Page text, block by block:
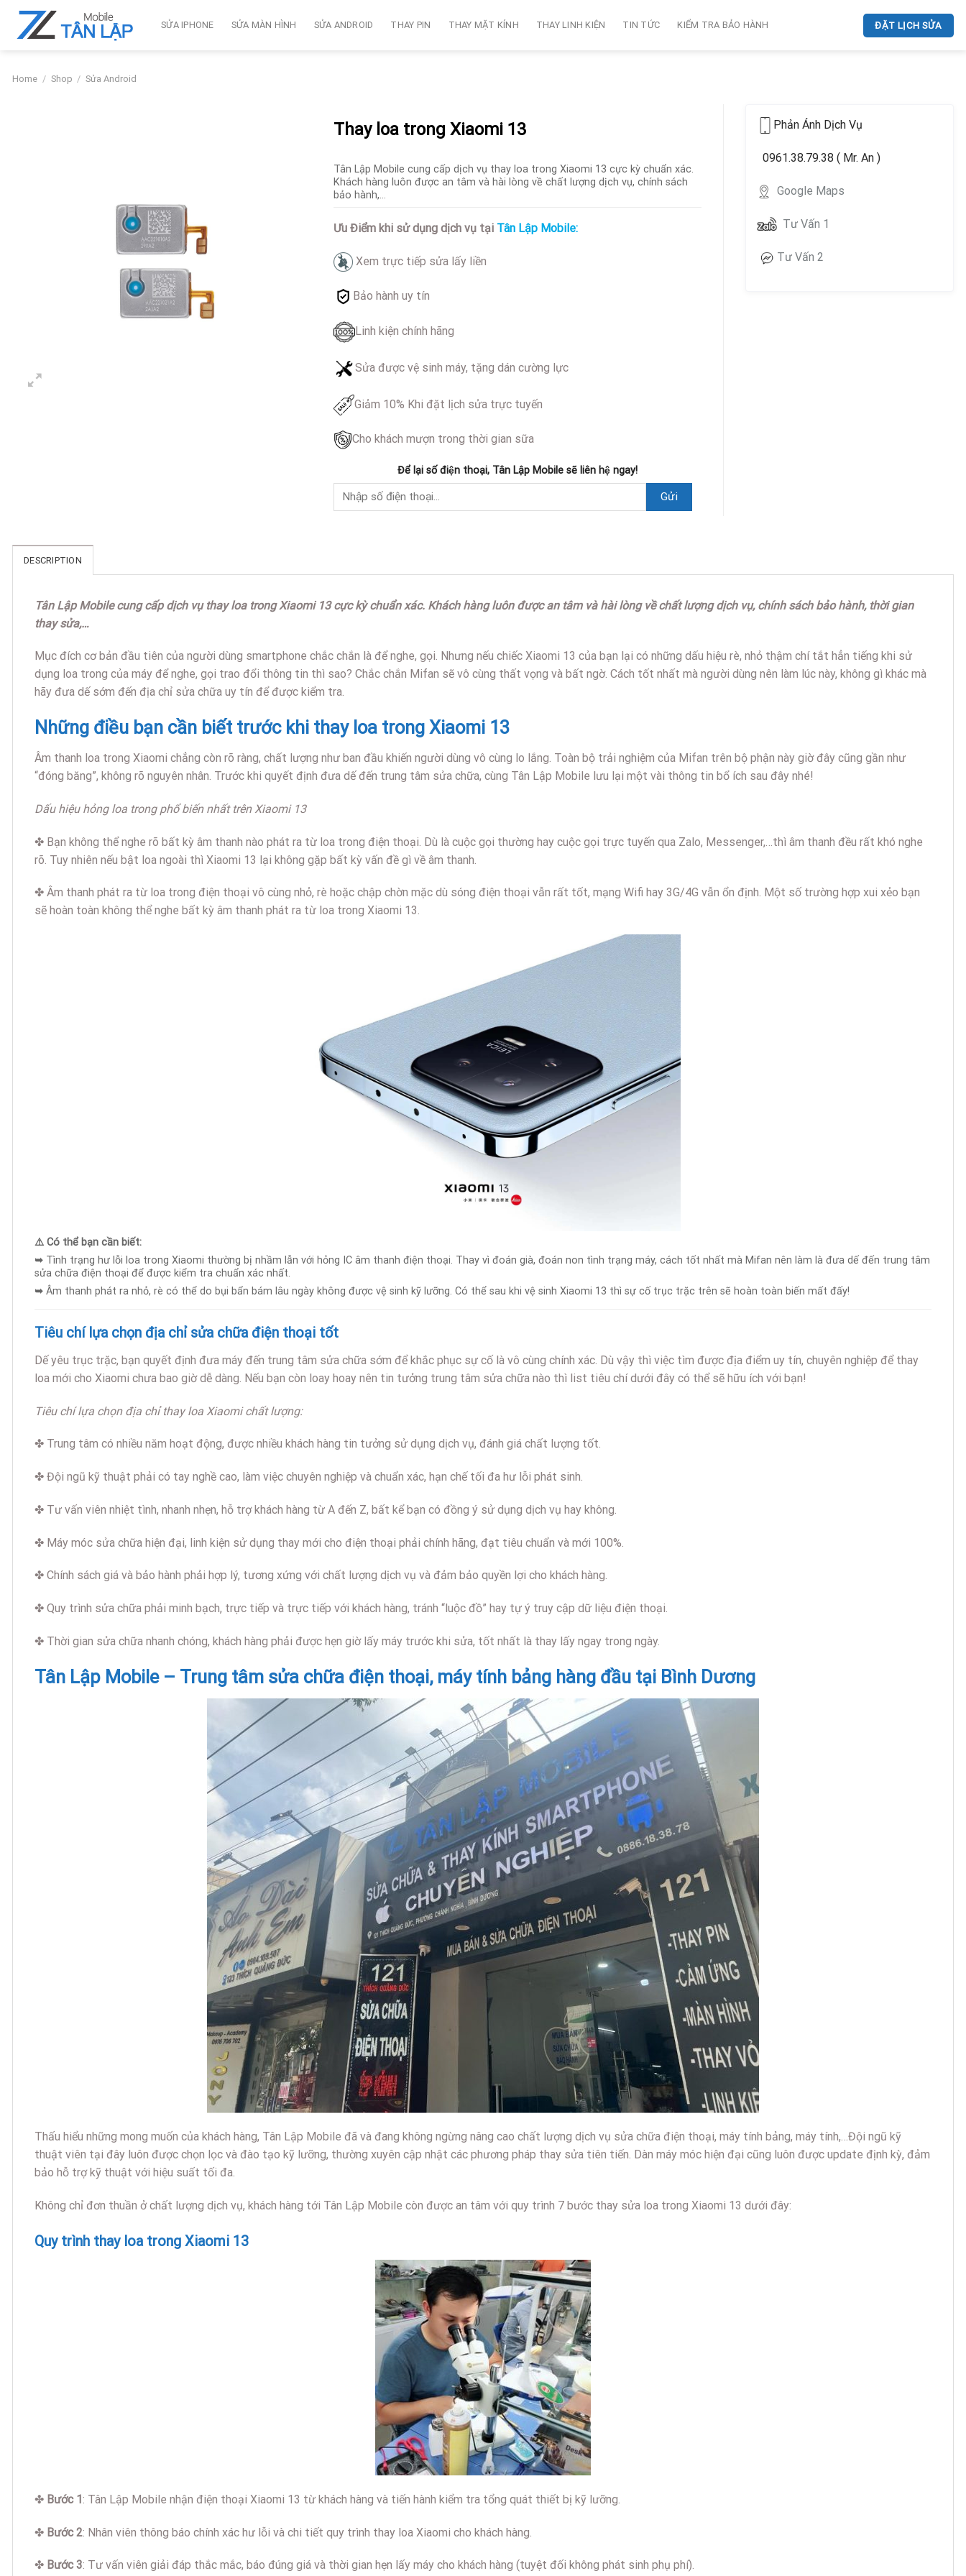
Skip
SỬA IPHONE SỬA MÀN HÌNH SỬA ANDROID THAY PIN THAY MẶT KÍNH THAY LINH KIỆN TIN TỨC KIỂM TRA BẢO HÀNH ĐẶT LỊCH SỬA
Home / Shop / Sửa Android
Thay loa trong Xiaomi 13
Tân Lập Mobile cung cấp dịch vụ thay loa trong Xiaomi 13 cực kỳ chuẩn xác.
Khách hàng luôn được an tâm và hài lòng về chất lượng dịch vụ, chính sách
bảo hành,…
Ưu Điểm khi sử dụng dịch vụ tại Tân Lập Mobile:
Xem trực tiếp sửa lấy liền
Bảo hành uy tín
Linh kiện chính hãng
Sửa được vệ sinh máy, tặng dán cường lực
Giảm 10% Khi đặt lịch sửa trực tuyến
Cho khách mượn trong thời gian sữa
Để lại số điện thoại, Tân Lập Mobile sẽ liên hệ ngay!
Phản Ánh Dịch Vụ
0961.38.79.38 ( Mr. An )
Google Maps
Tư Vấn 1
Tư Vấn 2
DESCRIPTION
Tân Lập Mobile cung cấp dịch vụ thay loa trong Xiaomi 13 cực kỳ chuẩn xác. Khách hàng luôn được an tâm và hài lòng về chất lượng dịch vụ, chính sách bảo hành, thời gian
thay sửa,…
Mục đích cơ bản đầu tiên của người dùng smartphone chắc chắn là để nghe, gọi. Nhưng nếu chiếc Xiaomi 13 của bạn lại có những dấu hiệu rè, nhỏ thậm chí tắt hẳn tiếng khi sử
dụng loa trong của máy để nghe, gọi trao đổi thông tin thì sao? Chắc chắn Mifan sẽ vô cùng thất vọng và bất ngờ. Cách tốt nhất mà người dùng nên làm lúc này, không gì khác mà
hãy đưa dế sớm đến địa chỉ sửa chữa uy tín để được kiểm tra.
Những điều bạn cần biết trước khi thay loa trong Xiaomi 13
Âm thanh loa trong Xiaomi chẳng còn rõ ràng, chất lượng như ban đầu khiến người dùng vô cùng lo lắng. Toàn bộ trải nghiệm của Mifan trên bộ phận này giờ đây cũng gần như
“đóng băng”, không rõ nguyên nhân. Trước khi quyết định đưa dế đến trung tâm sửa chữa, cùng Tân Lập Mobile lưu lại một vài thông tin bổ ích sau đây nhé!
Dấu hiệu hỏng loa trong phổ biến nhất trên Xiaomi 13
✤ Bạn không thể nghe rõ bất kỳ âm thanh nào phát ra từ loa trong điện thoại. Dù là cuộc gọi thường hay cuộc gọi trực tuyến qua Zalo, Messenger,…thì âm thanh đều rất khó nghe
rõ. Tuy nhiên nếu bật loa ngoài thì Xiaomi 13 lại không gặp bất kỳ vấn đề gì về âm thanh.
✤ Âm thanh phát ra từ loa trong điện thoại vô cùng nhỏ, rè hoặc chập chờn mặc dù sóng điện thoại vẫn rất tốt, mạng Wifi hay 3G/4G vẫn ổn định. Một số trường hợp xui xẻo bạn
sẽ hoàn toàn không thể nghe bất kỳ âm thanh phát ra từ loa trong Xiaomi 13.
⚠️ Có thể bạn cần biết:
➥ Tình trạng hư lỗi loa trong Xiaomi thường bị nhầm lẫn với hỏng IC âm thanh điện thoại. Thay vì đoán già, đoán non tình trạng máy, cách tốt nhất mà Mifan nên làm là đưa dế đến trung tâm
sửa chữa điện thoại để được kiểm tra chuẩn xác nhất.
➥ Âm thanh phát ra nhỏ, rè có thể do bụi bẩn bám lâu ngày không được vệ sinh kỹ lưỡng. Có thể sau khi vệ sinh Xiaomi 13 thì sự cố trục trặc trên sẽ hoàn toàn biến mất đấy!
Tiêu chí lựa chọn địa chỉ sửa chữa điện thoại tốt
Dế yêu trục trặc, bạn quyết định đưa máy đến trung tâm sửa chữa sớm để khắc phục sự cố là vô cùng chính xác. Dù vậy thì việc tìm được địa điểm uy tín, chuyên nghiệp để thay
loa mới cho Xiaomi chưa bao giờ dễ dàng. Nếu bạn còn loay hoay nên tin tưởng trung tâm sửa chữa nào thì list tiêu chí dưới đây có thể sẽ hữu ích với bạn!
Tiêu chí lựa chọn địa chỉ thay loa Xiaomi chất lượng:
✤ Trung tâm có nhiều năm hoạt động, được nhiều khách hàng tin tưởng sử dụng dịch vụ, đánh giá chất lượng tốt.
✤ Đội ngũ kỹ thuật phải có tay nghề cao, làm việc chuyên nghiệp và chuẩn xác, hạn chế tối đa hư lỗi phát sinh.
✤ Tư vấn viên nhiệt tình, nhanh nhẹn, hỗ trợ khách hàng từ A đến Z, bất kể bạn có đồng ý sử dụng dịch vụ hay không.
✤ Máy móc sửa chữa hiện đại, linh kiện sử dụng thay mới cho điện thoại phải chính hãng, đạt tiêu chuẩn và mới 100%.
✤ Chính sách giá và bảo hành phải hợp lý, tương xứng với chất lượng dịch vụ và đảm bảo quyền lợi cho khách hàng.
✤ Quy trình sửa chữa phải minh bạch, trực tiếp và trực tiếp với khách hàng, tránh “luộc đồ” hay tự ý truy cập dữ liệu điện thoại.
✤ Thời gian sửa chữa nhanh chóng, khách hàng phải được hẹn giờ lấy máy trước khi sửa, tốt nhất là thay lấy ngay trong ngày.
Tân Lập Mobile – Trung tâm sửa chữa điện thoại, máy tính bảng hàng đầu tại Bình Dương
Thấu hiểu những mong muốn của khách hàng, Tân Lập Mobile đã và đang không ngừng nâng cao chất lượng dịch vụ sửa chữa điện thoại, máy tính bảng, máy tính,…Đội ngũ kỹ
thuật viên tại đây luôn được chọn lọc và đào tạo kỹ lưỡng, thường xuyên cập nhật các phương pháp thay sửa tiên tiến. Dàn máy móc hiện đại cũng luôn được update định kỳ, đảm
bảo hỗ trợ kỹ thuật với hiệu suất tối đa.
Không chỉ đơn thuần ở chất lượng dịch vụ, khách hàng tới Tân Lập Mobile còn được an tâm với quy trình 7 bước thay sửa loa trong Xiaomi 13 dưới đây:
Quy trình thay loa trong Xiaomi 13
✤ Bước 1: Tân Lập Mobile nhận điện thoại Xiaomi 13 từ khách hàng và tiến hành kiểm tra tổng quát thiết bị kỹ lưỡng.
✤ Bước 2: Nhân viên thông báo chính xác hư lỗi và chi tiết quy trình thay loa Xiaomi cho khách hàng.
✤ Bước 3: Tư vấn viên giải đáp thắc mắc, báo đúng giá và thời gian hẹn lấy máy cho khách hàng (tuyệt đối không phát sinh phụ phí).